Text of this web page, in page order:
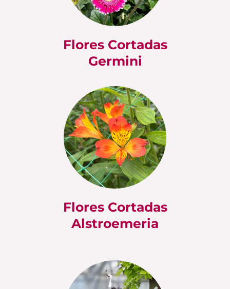
Flores Cortadas
Germini
Flores Cortadas
Alstroemeria